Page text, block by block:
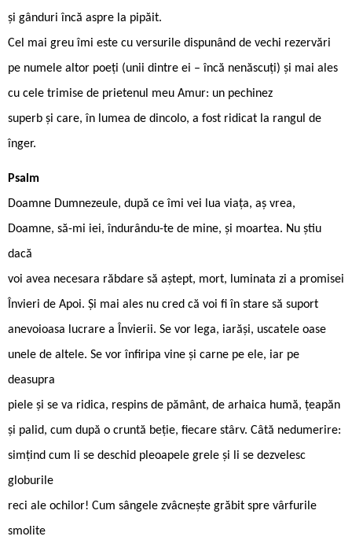
și gânduri încă aspre la pipăit.
Cel mai greu îmi este cu versurile dispunând de vechi rezervări
pe numele altor poeți (unii dintre ei – încă nenăscuți) și mai ales
cu cele trimise de prietenul meu Amur: un pechinez
superb și care, în lumea de dincolo, a fost ridicat la rangul de
înger.
Psalm
Doamne Dumnezeule, după ce îmi vei lua viața, aș vrea,
Doamne, să-mi iei, îndurându-te de mine, și moartea. Nu știu
dacă
voi avea necesara răbdare să aștept, mort, luminata zi a promisei
Învieri de Apoi. Și mai ales nu cred că voi fi în stare să suport
anevoioasa lucrare a Învierii. Se vor lega, iarăși, uscatele oase
unele de altele. Se vor înfiripa vine şi carne pe ele, iar pe
deasupra
piele și se va ridica, respins de pământ, de arhaica humă, ţeapăn
şi palid, cum după o cruntă beție, fiecare stârv. Câtă nedumerire:
simţind cum li se deschid pleoapele grele şi li se dezvelesc
globurile
reci ale ochilor! Cum sângele zvâcneşte grăbit spre vârfurile
smolite